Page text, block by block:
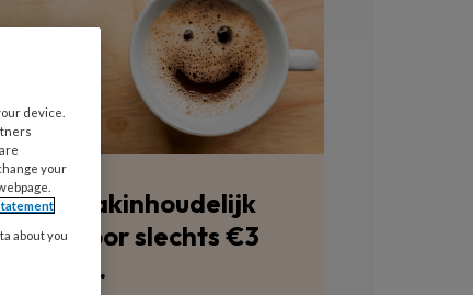
Blijf vakinhoudelijk
voor slechts €3
per week.
device.
your
about you